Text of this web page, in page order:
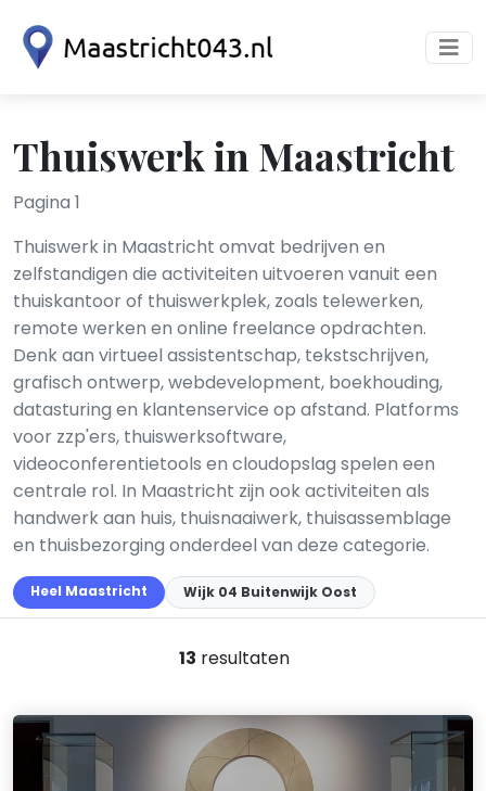
Thuiswerk in Maastricht
Pagina 1
Thuiswerk in Maastricht omvat bedrijven en
zelfstandigen die activiteiten uitvoeren vanuit een
thuiskantoor of thuiswerkplek, zoals telewerken,
remote werken en online freelance opdrachten.
Denk aan virtueel assistentschap, tekstschrijven,
grafisch ontwerp, webdevelopment, boekhouding,
datasturing en klantenservice op afstand. Platforms
voor zzp'ers, thuiswerksoftware,
videoconferentietools en cloudopslag spelen een
centrale rol. In Maastricht zijn ook activiteiten als
handwerk aan huis, thuisnaaiwerk, thuisassemblage
en thuisbezorging onderdeel van deze categorie.
Heel Maastricht Wijk 04 Buitenwijk Oost
13 resultaten